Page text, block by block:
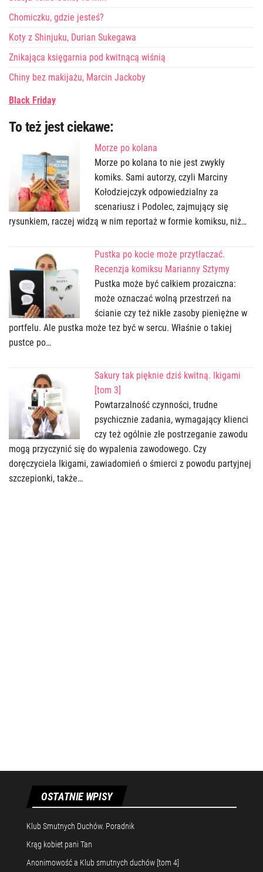
Chomiczku, gdzie jesteś?
Koty z Shinjuku, Durian Sukegawa
Znikająca księgarnia pod kwitnącą wiśnią
Chiny bez makijażu, Marcin Jackoby
Black Friday
To też jest ciekawe:
Morze po kolana
Morze po kolana to nie jest zwykły
komiks. Sami autorzy, czyli Marciny
Kołodziejczyk odpowiedzialny za
scenariusz i Podolec, zajmujący się
rysunkiem, raczej widzą w nim reportaż w formie komiksu, niż…
Pustka po kocie może przytłaczać.
Recenzja komiksu Marianny Sztymy
Pustka może być całkiem prozaiczna:
może oznaczać wolną przestrzeń na
ścianie czy też nikłe zasoby pieniężne w
portfelu. Ale pustka może tez być w sercu. Właśnie o takiej
pustce po…
Sakury tak pięknie dziś kwitną. Ikigami
[tom 3]
Powtarzalność czynności, trudne
psychicznie zadania, wymagający klienci
czy też ogólnie złe postrzeganie zawodu
mogą przyczynić się do wypalenia zawodowego. Czy
doręczyciela Ikigami, zawiadomień o śmierci z powodu partyjnej
szczepionki, także…
OSTATNIE WPISY
Klub Smutnych Duchów. Poradnik
Krąg kobiet pani Tan
Anonimowość a Klub smutnych duchów [tom 4]